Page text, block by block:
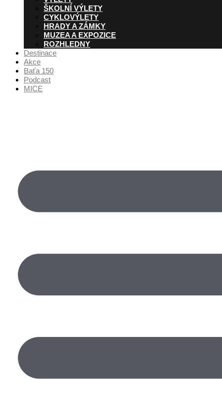
ŠKOLNÍ VÝLETY
CYKLOVÝLETY
HRADY A ZÁMKY
MUZEA A EXPOZICE
ROZHLEDNY
Destinace
Akce
Baťa 150
Podcast
MICE